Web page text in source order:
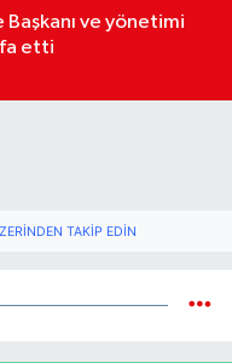
Başkanı ve yönetimi
etti
TAKIP EDIN